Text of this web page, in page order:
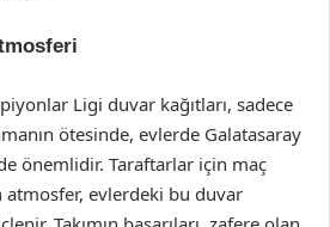
Ligi duvar kağıtları, sadece
ötesinde, evlerde Galatasaray
önemlidir. Taraftarlar için maç
evlerdeki bu duvar